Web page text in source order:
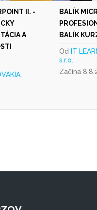
II. -
A
BALÍK
BALÍK
Od IT
s.r.o.
Začína